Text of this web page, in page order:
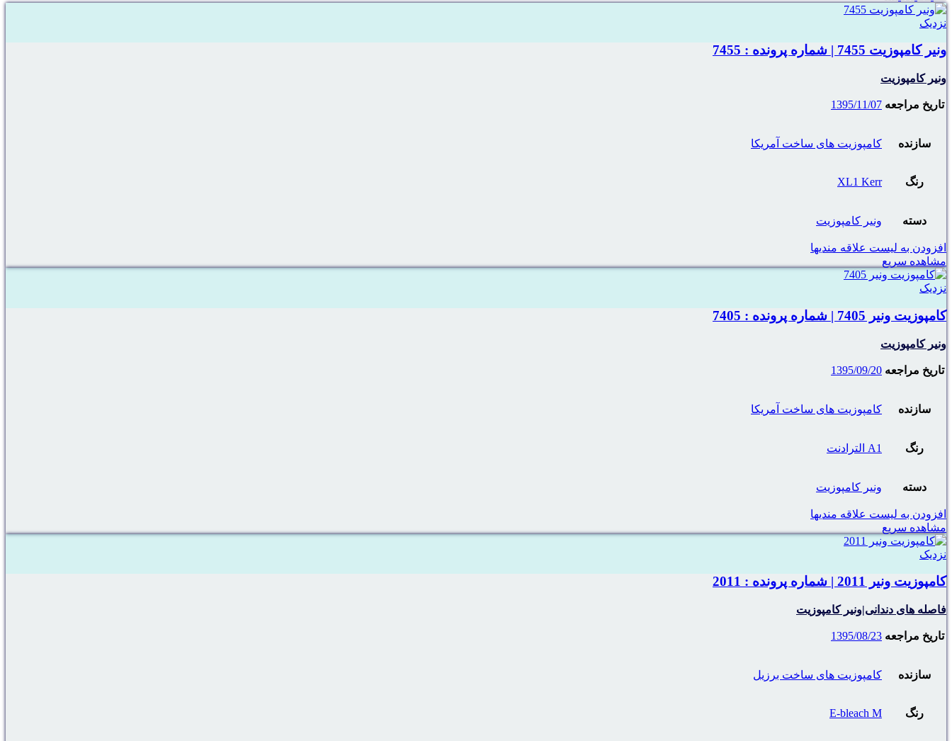
نزدیک
ونیر کامپوزیت 7455 | شماره پرونده : 7455
ونیر کامپوزیت
تاریخ مراجعه 1395/11/07
سازنده کامپوزیت های ساخت آمریکا
رنگ XL1 Kerr
دسته ونیر کامپوزیت
افزودن به لیست علاقه مندیها
مشاهده سریع
نزدیک
کامپوزیت ونیر 7405 | شماره پرونده : 7405
ونیر کامپوزیت
تاریخ مراجعه 1395/09/20
سازنده کامپوزیت های ساخت آمریکا
رنگ A1 الترادنت
دسته ونیر کامپوزیت
افزودن به لیست علاقه مندیها
مشاهده سریع
نزدیک
کامپوزیت ونیر 2011 | شماره پرونده : 2011
فاصله های دندانی|ونیر کامپوزیت
تاریخ مراجعه 1395/08/23
سازنده کامپوزیت های ساخت برزیل
رنگ E-bleach M